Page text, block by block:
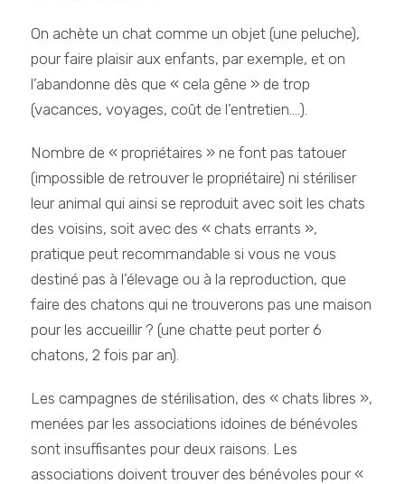
On achète un chat comme un objet (une peluche),
pour faire plaisir aux enfants, par exemple, et on
l’abandonne dès que « cela gêne » de trop
(vacances, voyages, coût de l’entretien….).
Nombre de « propriétaires » ne font pas tatouer
(impossible de retrouver le propriétaire) ni stériliser
leur animal qui ainsi se reproduit avec soit les chats
des voisins, soit avec des « chats errants »,
pratique peut recommandable si vous ne vous
destiné pas à l’élevage ou à la reproduction, que
faire des chatons qui ne trouverons pas une maison
pour les accueillir ? (une chatte peut porter 6
chatons, 2 fois par an).
Les campagnes de stérilisation, des « chats libres »,
menées par les associations idoines de bénévoles
sont insuffisantes pour deux raisons. Les
associations doivent trouver des bénévoles pour «